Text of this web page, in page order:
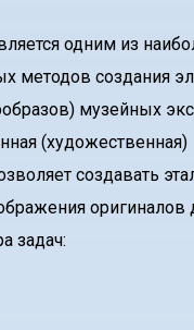
одним из
методов создания
музейных
(художественная)
создавать
оригиналов
задач: